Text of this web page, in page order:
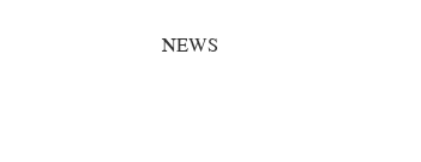
NEWS